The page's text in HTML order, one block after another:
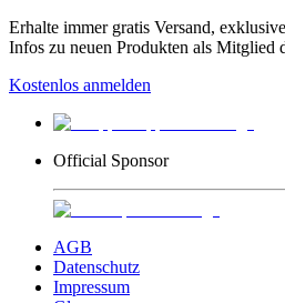
Erhalte immer gratis Versand,
Infos zu neuen Produkten als Mitglied
Kostenlos anmelden
Official Sponsor
AGB
Datenschutz
Impressum